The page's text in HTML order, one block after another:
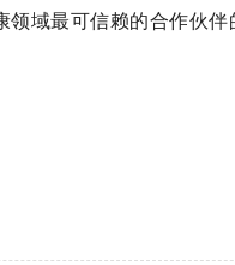
领域最可信赖的合作伙伴